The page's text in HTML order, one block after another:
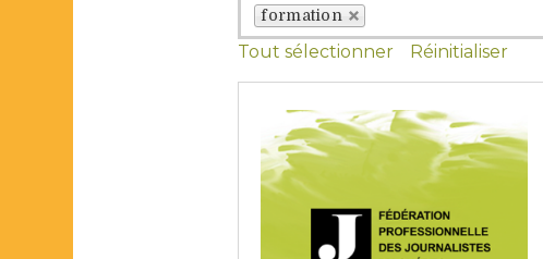
formation
Tout sélectionner Réinitialiser